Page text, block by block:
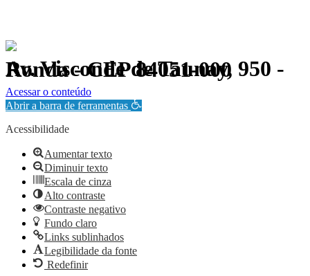
Av. Visconde de Taunay, 950 - Ronda - CEP 84051-000
Política de Privacidade.
Acessar o conteúdo
Abrir a barra de ferramentas
Acessibilidade
Aumentar texto
Diminuir texto
Escala de cinza
Alto contraste
Contraste negativo
Fundo claro
Links sublinhados
Legibilidade da fonte
Redefinir